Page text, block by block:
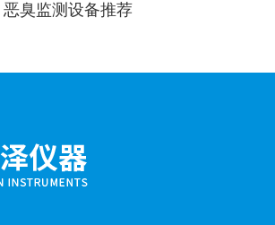
恶臭监测设备推荐